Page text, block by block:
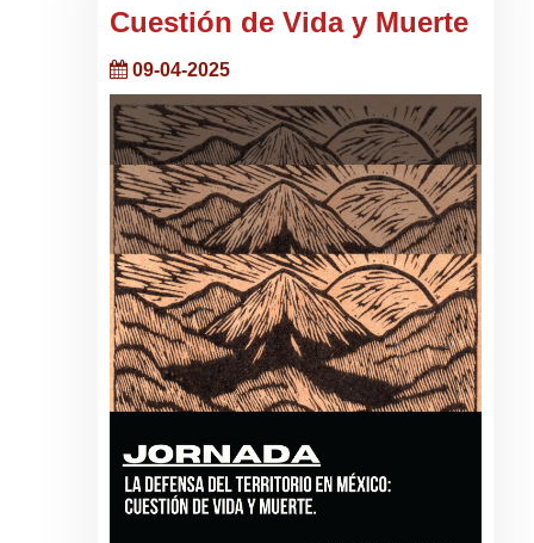
Cuestión de Vida y Muerte
09-04-2025